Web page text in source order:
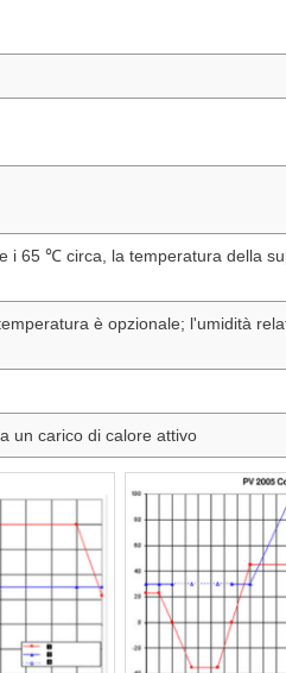
i 65 ℃ circa, la temperatura della
è opzionale; l'umidità
un carico di calore attivo